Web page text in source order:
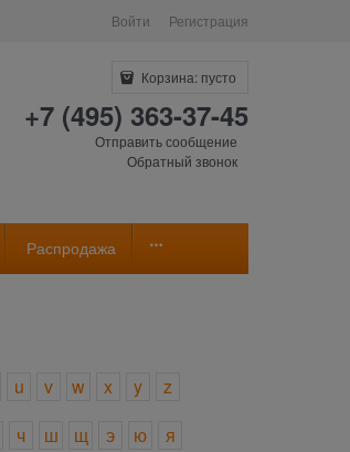
Войти Регистрация
Корзина: пусто
+7 (495) 363-37-45
Отправить сообщение
Обратный звонок
Распродажа
u v w x y
z
ч ш щ э ю я